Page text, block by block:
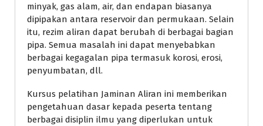
minyak, gas alam, air, dan endapan biasanya
dipipakan antara reservoir dan permukaan. Selain
itu, rezim aliran dapat berubah di berbagai bagian
pipa. Semua masalah ini dapat menyebabkan
berbagai kegagalan pipa termasuk korosi, erosi,
penyumbatan, dll.
Kursus pelatihan Jaminan Aliran ini memberikan
pengetahuan dasar kepada peserta tentang
berbagai disiplin ilmu yang diperlukan untuk